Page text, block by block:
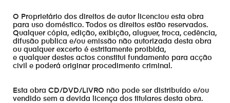
O Proprietário dos direitos de autor licenciou esta obra
para uso doméstico. Todos os direitos estão reservados.
Qualquer cópia, edição, exibição, aluguer, troca, cedência,
difusão publica e/ou emissão não autorizada desta obra
ou qualquer excerto é estritamente proibida,
e qualquer destes actos constitui fundamento para acção
civil e poderá originar procedimento criminal.
Esta obra CD/DVD/LIVRO não pode ser distribuído e/ou
vendido sem a devida licença dos titulares desta obra.